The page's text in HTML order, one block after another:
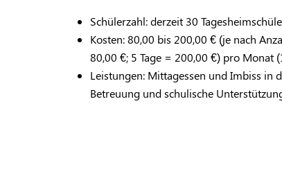
Schülerzahl: derzeit 30
Kosten: 80,00 bis 200,00 € (je nach
80,00 €; 5 Tage = 200,00 €) pro Monat
Leistungen: Mittagessen und Imbiss in
Betreuung und schulische